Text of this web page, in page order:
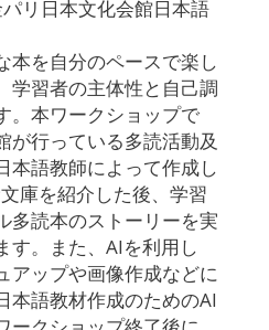
リ日本文化会館日本語
本を自分のペースで楽し
学習者の主体性と自己調
。本ワークショップで
が行っている多読活動及
本語教師によって作成し
庫を紹介した後、学習
多読本のストーリーを実
。また、 AIを利用し
アップや画像作成などに
本語教材作成のためのAI